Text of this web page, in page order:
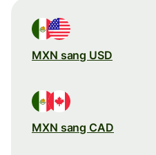
MXN sang USD
MXN sang CAD